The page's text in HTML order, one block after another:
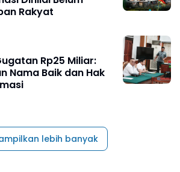
Rakyat
Rp25 Miliar:
Nama Baik dan Hak
lebih banyak